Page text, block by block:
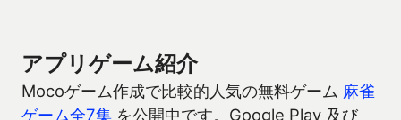
アプリゲーム紹介
Mocoゲーム作成で比較的人気の無料ゲーム 麻雀
ゲーム全7集 を公開中です。Google Play 及び